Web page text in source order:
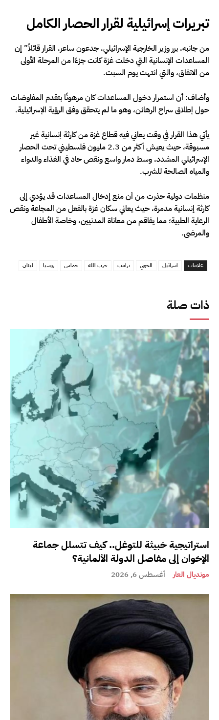
ذات صلة
استراتيجية خبيثة للتوغل.. كيف تتسلل جماعة
الإخوان إلى مفاصل الدولة الألمانية؟
مونديال العار أغسطس 6, 2026
تبريرات إسرائيلية لقرار الحصار الكامل
من جانبه، برر وزير الخارجية الإسرائيلي، جدعون ساعر، القرار قائلاً” إن
المساعدات الإنسانية التي دخلت غزة كانت جزءًا من المرحلة الأولى
من الاتفاق، والتي انتهت يوم السبت.
وأضاف: أن استمرار دخول المساعدات كان مرهونًا بتقدم المفاوضات
حول إطلاق سراح الرهائن، وهو ما لم يتحقق وفق الرؤية الإسرائيلية.
يأتي هذا القرار في وقت يعاني فيه قطاع غزة من كارثة إنسانية غير
مسبوقة، حيث يعيش أكثر من 2.3 مليون فلسطيني تحت الحصار
الإسرائيلي المشدد، وسط دمار واسع ونقص حاد في الغذاء والدواء
والمياه الصالحة للشرب.
منظمات دولية حذرت من أن منع إدخال المساعدات قد يؤدي إلى
كارثة إنسانية مدمرة، حيث يعاني سكان غزة بالفعل من المجاعة ونقص
الرعاية الطبية؛ مما يفاقم من معاناة المدنيين، وخاصة الأطفال
والمرضى.
علامات اسرائيل الحوثي ترامب حزب الله حماس روسيا لبنان